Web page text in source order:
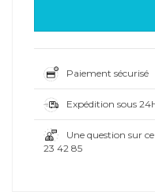
Paiement sécurisé
Expédition sous
Une question sur
23 42 85